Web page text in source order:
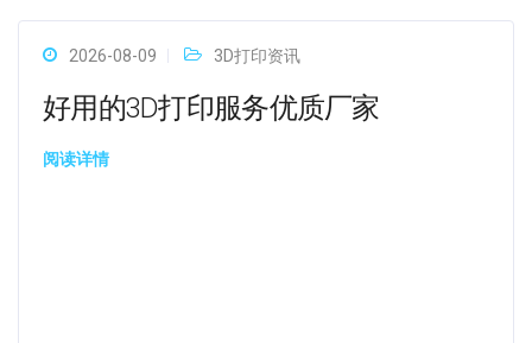
2026-08-09 3D打印资讯
好用的3D打印服务优质厂家
阅读详情